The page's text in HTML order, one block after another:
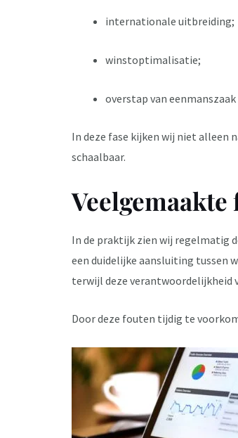
internationale uitbreiding;
winstoptimalisatie;
overstap van eenmanszaak
In deze fase kijken wij niet alleen
schaalbaar.
In de praktijk zien wij regelmatig
een duidelijke aansluiting tussen
terwijl deze verantwoordelijkheid
Door deze fouten tijdig te